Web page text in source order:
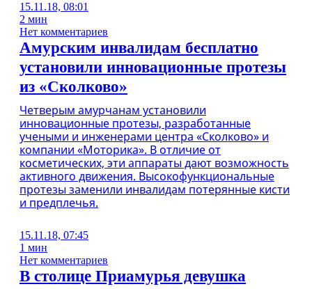
15.11.18, 08:01
2 мин
Нет комментариев
Амурским инвалидам бесплатно
установили инновационные протезы
из «Сколково»
Четверым амурчанам установили
инновационные протезы, разработанные
учеными и инженерами центра «Сколково» и
компании «Моторика». В отличие от
косметических, эти аппараты дают возможность
активного движения. Высокофункциональные
протезы заменили инвалидам потерянные кисти
и предплечья.
15.11.18, 07:45
1 мин
Нет комментариев
В столице Приамурья девушка